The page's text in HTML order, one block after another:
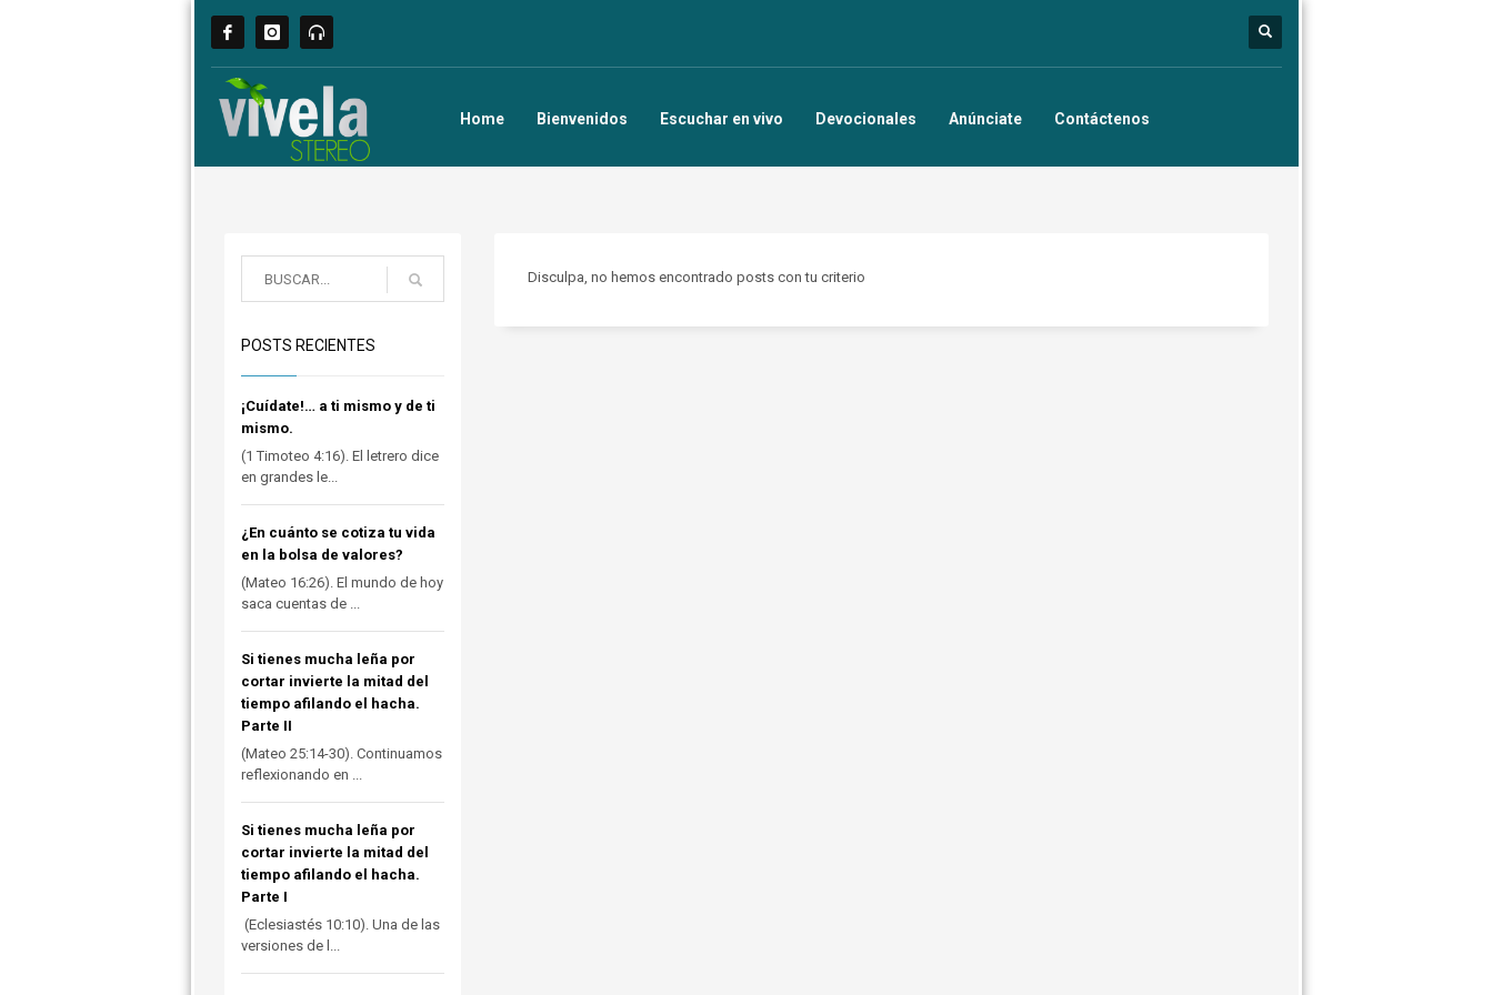
Home Bienvenidos Escuchar en vivo Devocionales Anúnciate Contáctenos
Disculpa, no hemos encontrado posts con tu criterio
POSTS RECIENTES
¡Cuídate!… a ti mismo y de ti
mismo.
(1 Timoteo 4:16). El letrero dice
en grandes le...
¿En cuánto se cotiza tu vida
en la bolsa de valores?
(Mateo 16:26). El mundo de hoy
saca cuentas de ...
Si tienes mucha leña por
cortar invierte la mitad del
tiempo afilando el hacha.
Parte II
(Mateo 25:14-30). Continuamos
reflexionando en ...
Si tienes mucha leña por
cortar invierte la mitad del
tiempo afilando el hacha.
Parte I
(Eclesiastés 10:10). Una de las
versiones de l...